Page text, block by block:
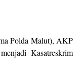
Polda Malut), AKP
Kasatreskrim